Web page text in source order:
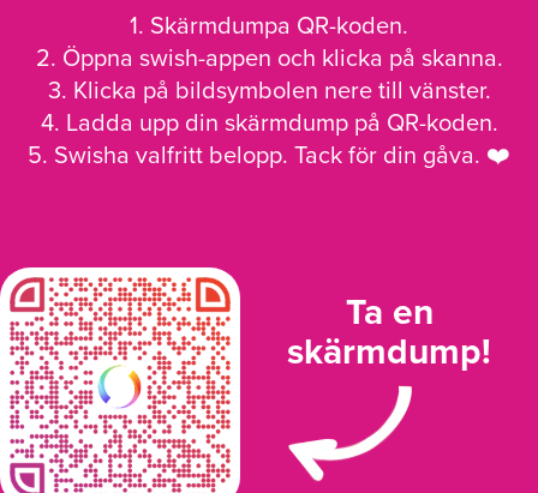
1. Skärmdumpa QR-koden.
2. Öppna swish-appen och klicka på skanna.
3. Klicka på bildsymbolen nere till vänster.
4. Ladda upp din skärmdump på QR-koden.
5. Swisha valfritt belopp. Tack för din gåva. ❤️
Ta en
skärmdump!